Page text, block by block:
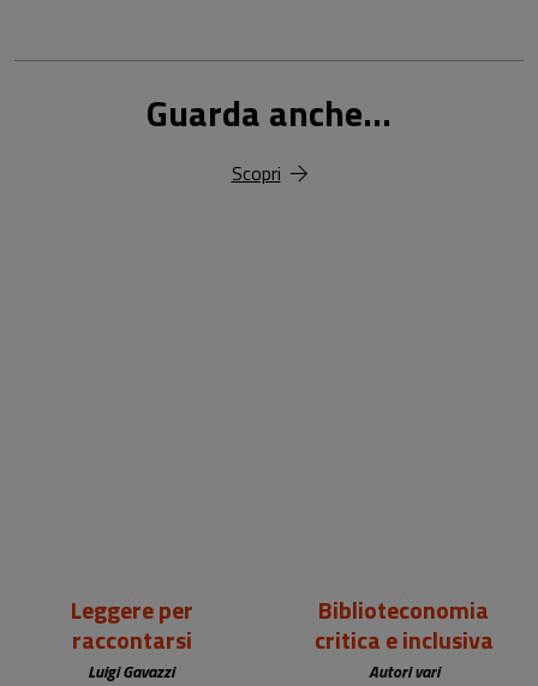
Guarda anche...
Scopri
Leggere per
raccontarsi
Luigi Gavazzi
Biblioteconomia
critica e inclusiva
Autori vari